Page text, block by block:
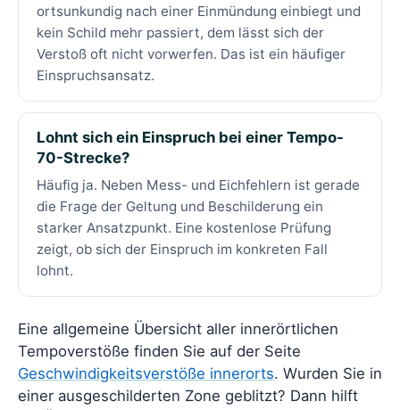
ortsunkundig nach einer Einmündung einbiegt und
kein Schild mehr passiert, dem lässt sich der
Verstoß oft nicht vorwerfen. Das ist ein häufiger
Einspruchsansatz.
Lohnt sich ein Einspruch bei einer Tempo-
70-Strecke?
Häufig ja. Neben Mess- und Eichfehlern ist gerade
die Frage der Geltung und Beschilderung ein
starker Ansatzpunkt. Eine kostenlose Prüfung
zeigt, ob sich der Einspruch im konkreten Fall
lohnt.
Eine allgemeine Übersicht aller innerörtlichen
Tempoverstöße finden Sie auf der Seite
Geschwindigkeitsverstöße innerorts. Wurden Sie in
einer ausgeschilderten Zone geblitzt? Dann hilft